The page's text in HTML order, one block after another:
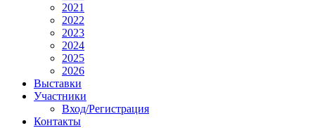
2021
2022
2023
2024
2025
2026
Выставки
Участники
Вход/Регистрация
Контакты